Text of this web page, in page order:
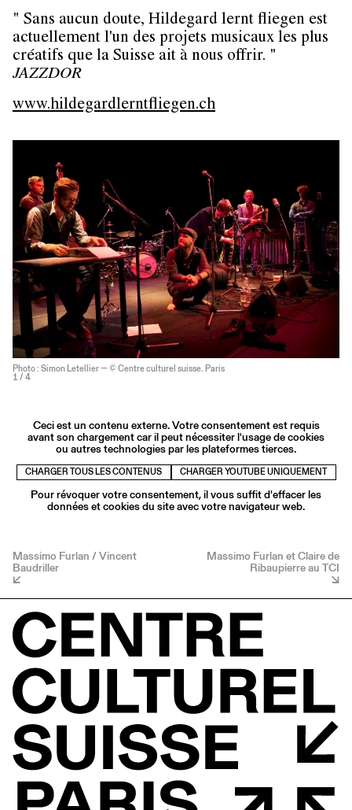
" Sans aucun doute, Hildegard lernt fliegen est
actuellement l'un des projets musicaux les plus
créatifs que la Suisse ait à nous offrir. "
JAZZDOR
www.hildegardlerntfliegen.ch
Photo : Simon Letellier — © Centre culturel suisse. Paris
1 / 4
Ceci est un contenu externe. Votre consentement est requis
avant son chargement car il peut nécessiter l'usage de cookies
ou autres technologies par les plateformes tierces.
CHARGER TOUS LES CONTENUS CHARGER YOUTUBE UNIQUEMENT
Pour révoquer votre consentement, il vous suffit d'effacer les
données et cookies du site avec votre navigateur web.
Massimo Furlan / Vincent
Baudriller
Massimo Furlan et Claire de
Ribaupierre au TCI